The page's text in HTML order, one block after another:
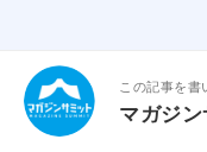
この記事を書
マガジ